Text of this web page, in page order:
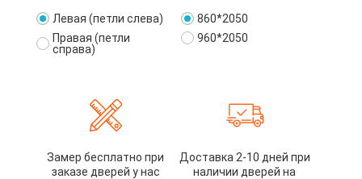
Левая (петли слева)
Правая (петли
справа)
860*2050
960*2050
Замер бесплатно при
заказе дверей у нас
Доставка 2-10 дней при
наличии дверей на